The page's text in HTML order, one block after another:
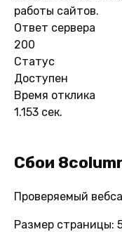
работы сайтов.
Ответ сервера
200
Статус
Доступен
Время отклика
1.153 сек.
Сбои
Проверяемый
Размер страницы: